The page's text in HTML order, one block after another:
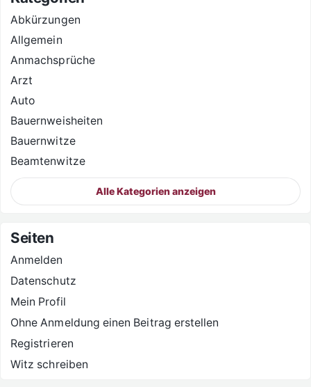
Abkürzungen
Allgemein
Anmachsprüche
Arzt
Auto
Bauernweisheiten
Bauernwitze
Beamtenwitze
Alle Kategorien anzeigen
Seiten
Anmelden
Datenschutz
Mein Profil
Ohne Anmeldung einen Beitrag erstellen
Registrieren
Witz schreiben